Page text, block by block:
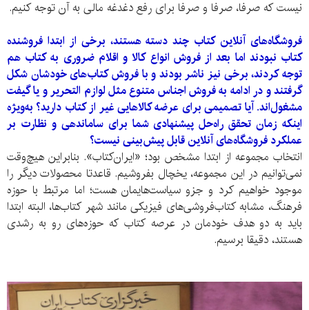
نیست که صرفا‌، صرفا و صرفا برای رفع دغدغه مالی به آن توجه کنیم.
فروشگاه‌های آنلاین کتاب چند دسته هستند، برخی از ابتدا فروشنده
کتاب نبودند اما بعد از فروش انواع کالا و اقلام ضروری به کتاب هم
توجه کردند، برخی نیز ناشر بودند و با فروش کتاب‌های خودشان شکل
گرفتند و در ادامه به فروش اجناس متنوع مثل لوازم التحریر و یا گیفت
مشغول‌اند. آیا تصمیمی برای عرضه کالا‌هایی غیر از کتاب دارید؟ به‌ویژه
اینکه زمان تحقق راه‌حل پیشنهادی شما برای ساماندهی و نظارت بر
عملکرد فروشگاه‌های آنلاین قابل پیش‌بینی نیست؟
انتخاب مجموعه از ابتدا مشخص بود؛ «ایران‌کتاب». بنابراین هیچ‌وقت
نمی‌توانیم در این مجموعه، یخچال بفروشیم. قاعدتا محصولات دیگر را
موجود خواهیم کرد و جزو سیاست‌هایمان هست؛ اما مرتبط با حوزه
فرهنگ، مشابه کتاب‌فروشی‌های فیزیکی مانند شهر کتاب‌ها، البته ابتدا
باید به دو هدف‌ خودمان در عرصه کتاب که حوزه‌های رو به رشدی
هستند، دقیقا برسیم.